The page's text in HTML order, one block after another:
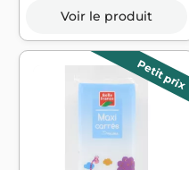
Voir le produit
Petit prix